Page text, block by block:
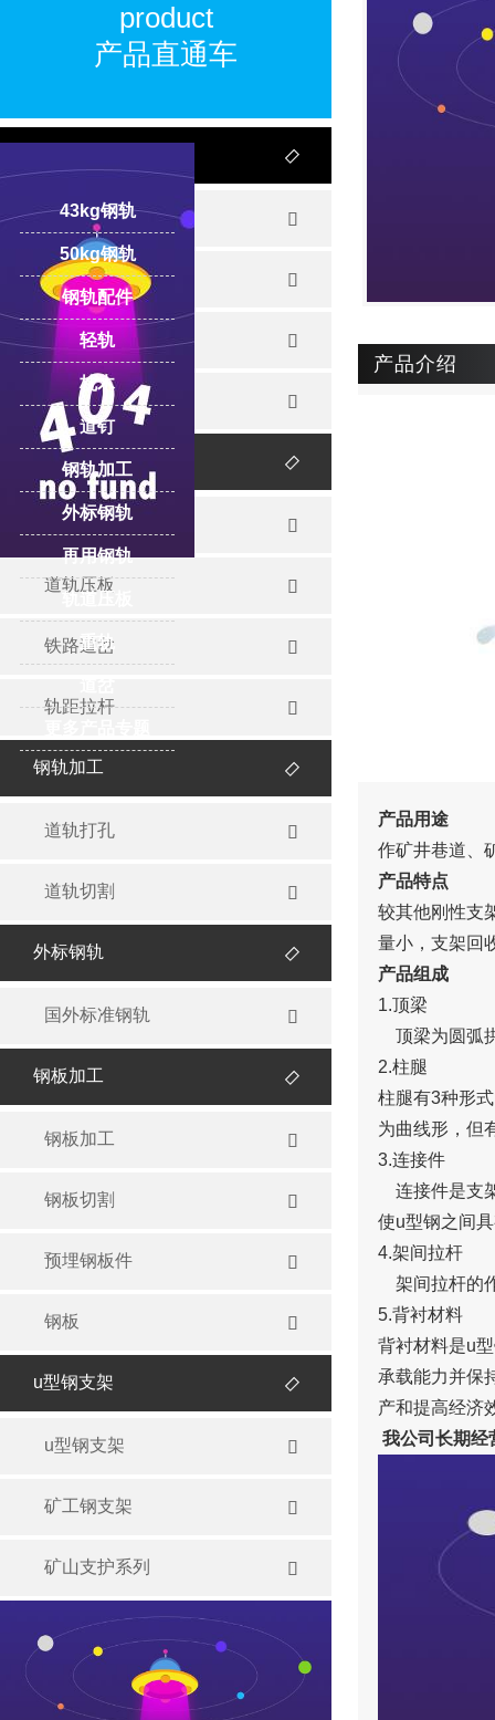
产品介绍
产品用途
作矿井巷道、
产品特点
较其他刚性支
量小，支架回
产品组成
1.顶梁
顶梁为圆弧
2.柱腿
柱腿有3种形
为曲线形，但
3.连接件
连接件是支
使u型钢之间
4.架间拉杆
架间拉杆的
5.背衬材料
背衬材料是u
承载能力并保
产和提高经济
我公司长期经
product
产品直通车

轻轨 
重轨 
起重轨 
再用钢轨 
钢轨配件 
道轨夹板 
道轨压板 
铁路道岔 
轨距拉杆 
钢轨加工 
道轨打孔 
道轨切割 
外标钢轨 
国外标准钢轨 
钢板加工 
钢板加工 
钢板切割 
预埋钢板件 
钢板 
u型钢支架 
u型钢支架 
矿工钢支架 
矿山支护系列 
43kg钢轨
50kg钢轨
钢轨配件
轻轨
枕木
道钉
钢轨加工
外标钢轨
再用钢轨
轨道压板
重轨